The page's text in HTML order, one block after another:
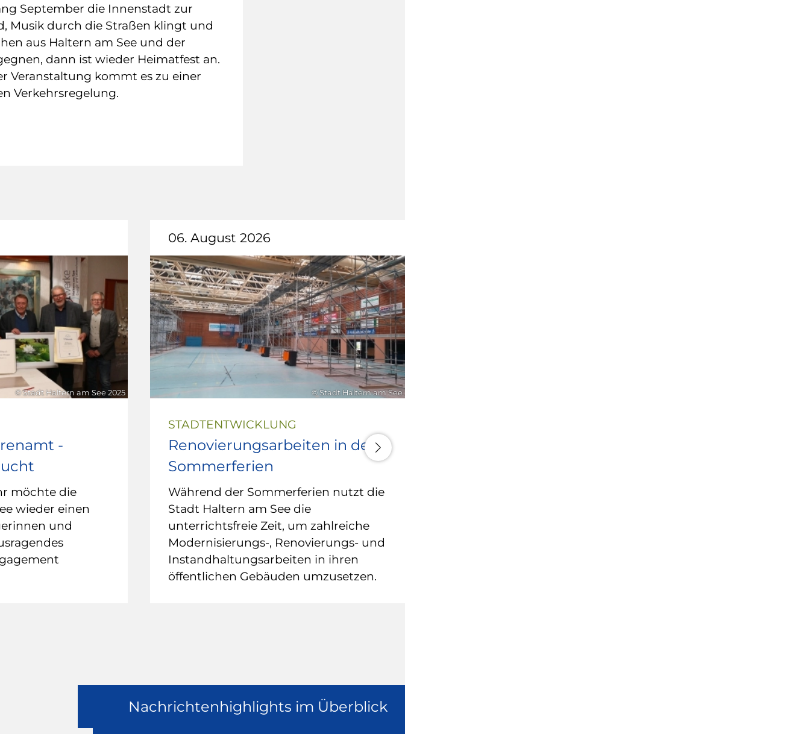
September die Innenstadt zur
Musik durch die Straßen klingt und
aus Haltern am See und der
dann ist wieder Heimatfest an.
Veranstaltung kommt es zu einer
Verkehrsregelung.
© Stadt Haltern am See 2025
-
möchte die
wieder einen
und
06. August 2026
© Stadt Haltern am See
STADTENTWICKLUNG
Renovierungsarbeiten in den
Sommerferien
Während der Sommerferien nutzt die
Stadt Haltern am See die
unterrichtsfreie Zeit, um zahlreiche
Modernisierungs-, Renovierungs- und
Instandhaltungsarbeiten in ihren
öffentlichen Gebäuden umzusetzen.
Nachrichtenhighlights im Überblick